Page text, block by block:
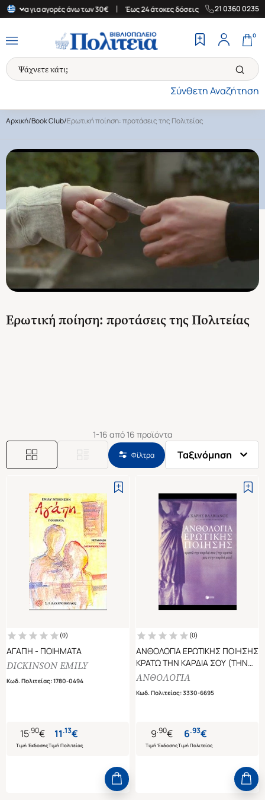
για αγορές άνω των 30€ | Έως 24 άτοκες δόσεις | Δωρεάν
21 0360 0235
Σύνθετη Αναζήτηση
0
Αρχική/Book Club/Ερωτική ποίηση: προτάσεις της Πολιτείας
Ερωτική ποίηση: προτάσεις της Πολιτείας
1-16 από 16 προϊόντα
Φίλτρα Ταξινόμηση
(0)
ΑΓΑΠΗ - ΠΟΙΗΜΑΤΑ
DICKINSON EMILY
Κωδ. Πολιτείας:1780-0494
15.90€
Τιμή Έκδοσης
11.13€
Τιμή Πολιτείας
(0)
ΑΝΘΟΛΟΓΙΑ ΕΡΩΤΙΚΗΣ ΠΟΙΗΣΗΣ
ΚΡΑΤΩ ΤΗΝ ΚΑΡΔΙΑ ΣΟΥ (ΤΗΝ
ΚΡΑΤΩ ΜΕΣ ΣΤΗΝ ΚΑΡΔΙΑ ΜΟΥ)
ΑΝΘΟΛΟΓΙΑ
Κωδ. Πολιτείας:3330-6695
9.90€
Τιμή Έκδοσης
6.93€
Τιμή Πολιτείας